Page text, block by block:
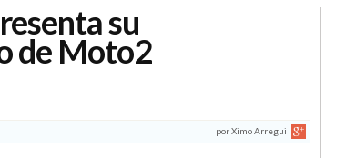
su
de Moto2
porXimo Arregui